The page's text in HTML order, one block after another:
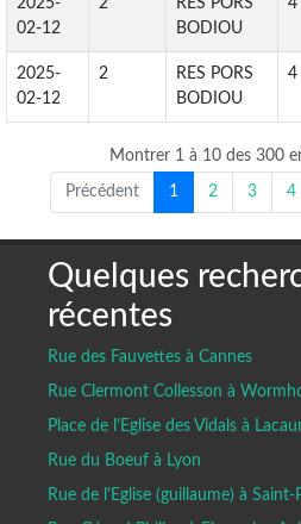
2025-
02-12
2
RES PORS
BODIOU
4
2025-
02-12
2
RES PORS
BODIOU
4
Montrer 1 à 10 des 300
Précédent 1 2 3 4
Quelques
récentes
Rue des Fauvettes à Cannes
Rue Clermont Collesson à
Place de l'Eglise des Vidals à
Rue du Boeuf à Lyon
Rue de l'Eglise (guillaume) à Saint-